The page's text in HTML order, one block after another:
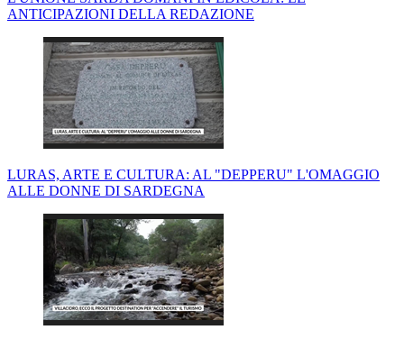
ANTICIPAZIONI DELLA REDAZIONE
LURAS, ARTE E CULTURA: AL "DEPPERU" L'OMAGGIO
ALLE DONNE DI SARDEGNA